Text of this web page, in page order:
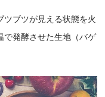
ツブツが見える状態を火
で発酵させた生地（バゲ